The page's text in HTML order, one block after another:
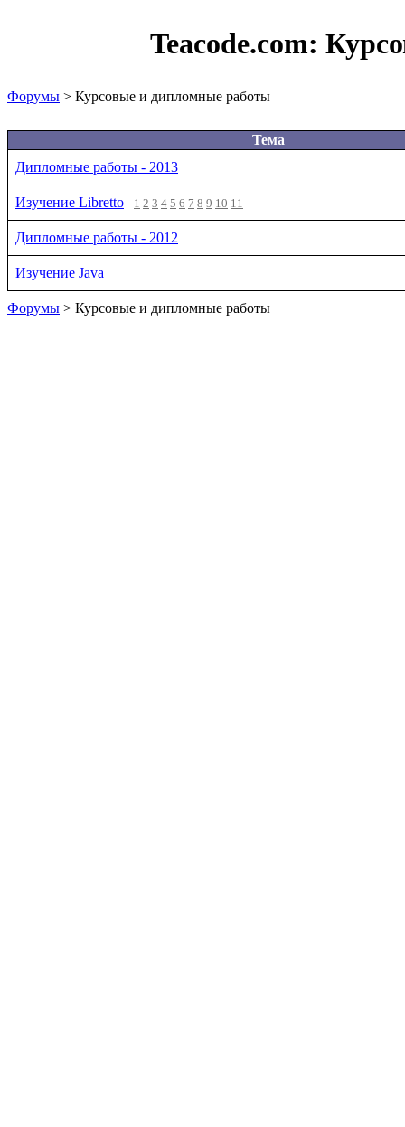
Teacode.com:
Форумы > Курсовые и дипломные работы
Тема
Дипломные работы - 2013
Изучение Libretto 1 2 3 4 5 6 7 8 9 10 11
Дипломные работы - 2012
Изучение Java
Форумы > Курсовые и дипломные работы